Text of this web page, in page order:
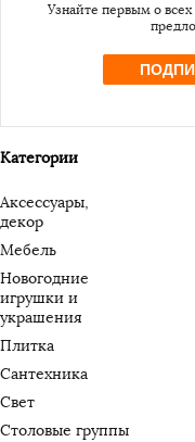
Узнайте первым о
Категории
Аксессуары,
декор
Мебель
Новогодние
игрушки и
украшения
Плитка
Сантехника
Свет
Столовые группы